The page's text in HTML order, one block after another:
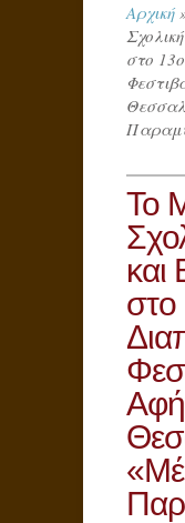
Αρχική
στο
Το
και